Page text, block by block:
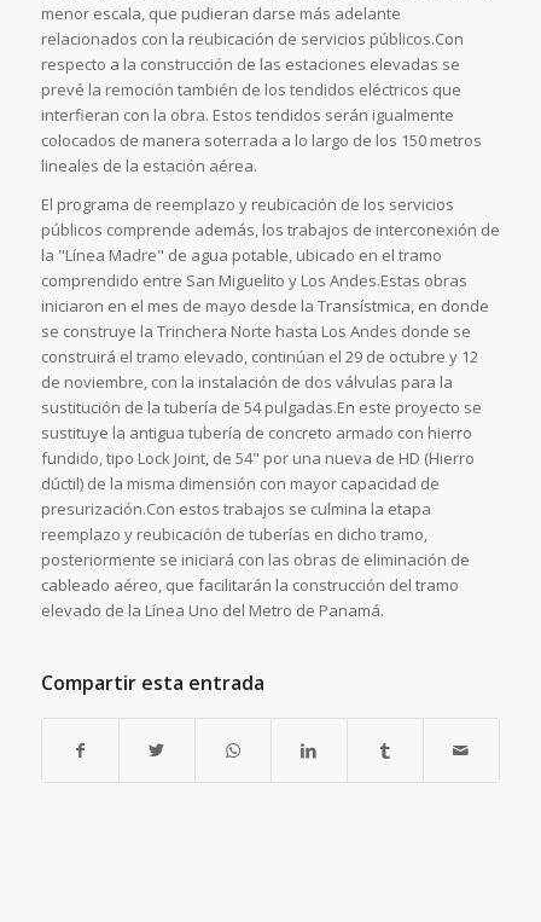
menor escala, que pudieran darse más adelante
relacionados con la reubicación de servicios públicos.Con
respecto a la construcción de las estaciones elevadas se
prevé la remoción también de los tendidos eléctricos que
interfieran con la obra. Estos tendidos serán igualmente
colocados de manera soterrada a lo largo de los 150 metros
lineales de la estación aérea.
El programa de reemplazo y reubicación de los servicios
públicos comprende además, los trabajos de interconexión de
la "Línea Madre" de agua potable, ubicado en el tramo
comprendido entre San Miguelito y Los Andes.Estas obras
iniciaron en el mes de mayo desde la Transístmica, en donde
se construye la Trinchera Norte hasta Los Andes donde se
construirá el tramo elevado, continúan el 29 de octubre y 12
de noviembre, con la instalación de dos válvulas para la
sustitución de la tubería de 54 pulgadas.En este proyecto se
sustituye la antigua tubería de concreto armado con hierro
fundido, tipo Lock Joint, de 54" por una nueva de HD (Hierro
dúctil) de la misma dimensión con mayor capacidad de
presurización.Con estos trabajos se culmina la etapa
reemplazo y reubicación de tuberías en dicho tramo,
posteriormente se iniciará con las obras de eliminación de
cableado aéreo, que facilitarán la construcción del tramo
elevado de la Línea Uno del Metro de Panamá.
Compartir esta entrada